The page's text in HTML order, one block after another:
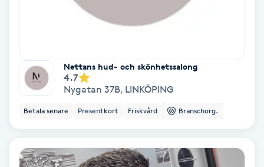
Navelpiercing
NBE-massage
Ny frisyr
Nettans hud- och skönhetssalong
4.7
Nygatan 37B, LINKÖPING
Betala senare Presentkort Friskvård Branschorg.